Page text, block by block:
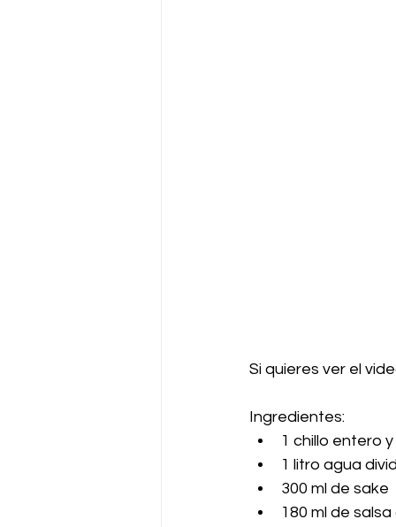
Si quieres ver el
Ingredientes:
1 chillo entero y
1 litro agua
300 ml de sake
180 ml de